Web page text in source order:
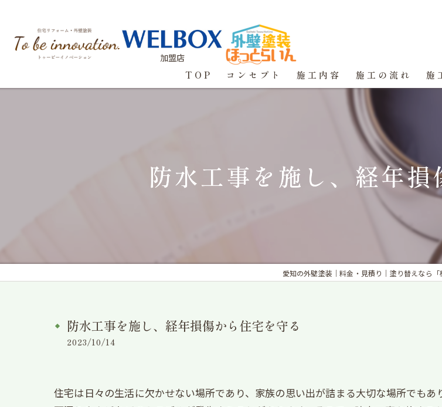
加盟店
TOP コンセプト 施工内容 施工の流れ 施
防水工事を施し、経年
愛知の外壁塗装｜料金・見積り｜塗り替えなら
防水工事を施し、経年損傷から住宅を守る
2023/10/14
住宅は日々の生活に欠かせない場所であり、家族の思い出が詰まる大切な場所でもあ